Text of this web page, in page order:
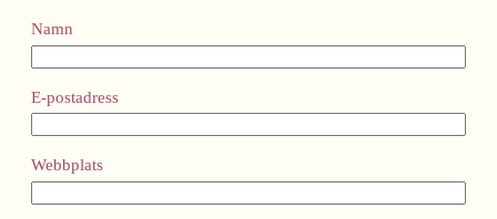
Namn
E-postadress
Webbplats